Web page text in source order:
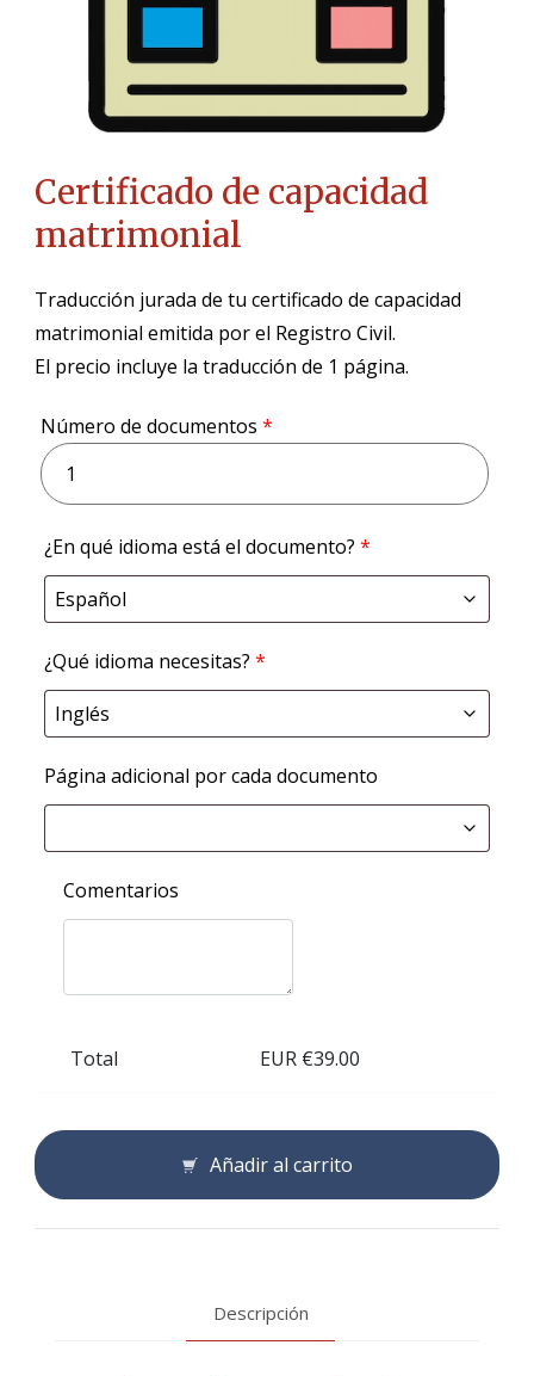
Certificado de capacidad
matrimonial
Traducción jurada de tu certificado de capacidad
matrimonial emitida por el Registro Civil.
El precio incluye la traducción de 1 página.
¿En qué idioma está el documento? *
¿Qué idioma necesitas? *
Página adicional por cada documento
Comentarios
Total EUR €39.00
Número de documentos *
Añadir al carrito
Descripción